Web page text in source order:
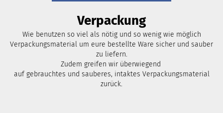
Verpackung
Wie benutzen so viel als nötig und so wenig wie möglich
Verpackungsmaterial um eure bestellte Ware sicher und sauber
zu liefern.
Zudem greifen wir überwiegend
auf gebrauchtes und sauberes, intaktes Verpackungsmaterial
zurück.